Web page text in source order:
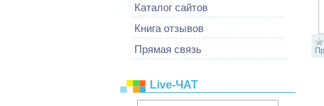
Каталог сайтов
Книга отзывов
Прямая связь
Live-ЧАТ